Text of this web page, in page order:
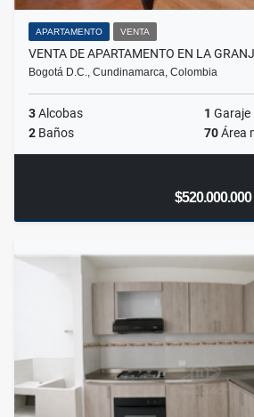
APARTAMENTO VENTA
VENTA DE APARTAMENTO EN LA
Bogotá D.C., Cundinamarca, Colombia
3Alcobas 1 Garaje
2 Baños 70Área
$520.000.000